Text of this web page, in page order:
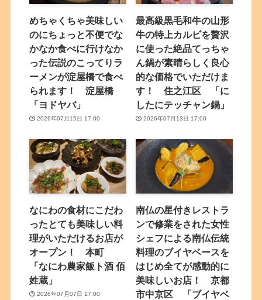
めちゃくちゃ美味しい
のにちょっと不便でな
かなか食べに行けなか
った伝説のこってりラ
ーメンが淀屋橋で食べ
られます！ 淀屋橋
「ヨドヤバ」
2026年07月15日 17:00
最高級黒毛和牛の山形
牛の特上カルビを贅沢
に使った絶品てっちゃ
ん鍋が素晴らしく良心
的な価格でいただけま
す！ 住之江区 「に
したにテッチャン鍋」
2026年07月13日 17:00
なにわの食材にこだわ
ったとても美味しい料
理がいただけるお店が
オープン！ 本町
「なにわ農家飯ト酒 佰
姓蔵」
2026年07月07日 17:00
南仏の星付きレストラ
ンで修業をされた女性
シェフによる南仏伝統
料理のブイヤベースを
はじめ全てが感動的に
美味しいお店！ 京都
市中京区 「ブイヤベ